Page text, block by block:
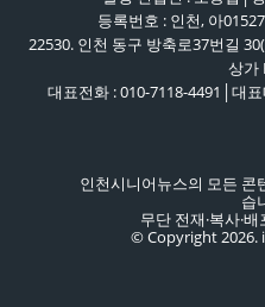
등록번호 : 인천, 아
22530. 인천 동구 방축로37번길
상가
대표전화 : 010-7118-4491│대
인천시니어뉴스의 모든 콘
습
무단 전재·복사·
© Copyright 2026.